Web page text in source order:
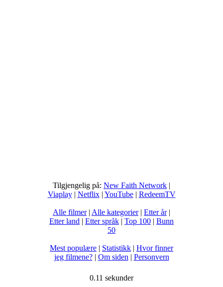
Tilgjengelig på: New Faith Network |
Viaplay| Netflix| YouTube| RedeemTV
Alle filmer| Alle kategorier| Etter år|
Etter land | Etter språk | Top 100 | Bunn
50
Mest populære | Statistikk | Hvor finner
jeg filmene?| Om siden | Personvern
0.11 sekunder